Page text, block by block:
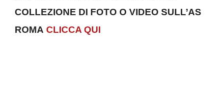
COLLEZIONE DI FOTO O VIDEO SULL’AS
ROMA CLICCA QUI